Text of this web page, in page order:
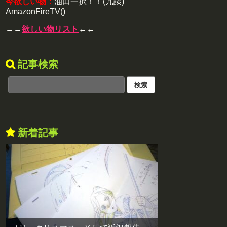
AmazonFireTV()
→→欲しい物リスト ←←
記事検索
新着記事